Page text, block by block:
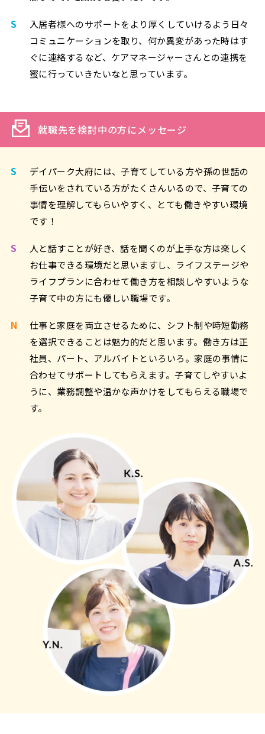
S
入居者様へのサポートをより厚くしていけるよう日々
コミュニケーションを取り、何か異変があった時はす
ぐに連絡するなど、ケアマネージャーさんとの連携を
蜜に行っていきたいなと思っています。
就職先を検討中の方にメッセージ
S
デイパーク大府には、子育てしている方や孫の世話の
手伝いをされている方がたくさんいるので、子育ての
事情を理解してもらいやすく、とても働きやすい環境
です！
S
人と話すことが好き、話を聞くのが上手な方は楽しく
お仕事できる環境だと思いますし、ライフステージや
ライフプランに合わせて働き方を相談しやすいような
子育て中の方にも優しい職場です。
N
仕事と家庭を両立させるために、シフト制や時短勤務
を選択できることは魅力的だと思います。働き方は正
社員、パート、アルバイトといろいろ。家庭の事情に
合わせてサポートしてもらえます。子育てしやすいよ
うに、業務調整や温かな声かけをしてもらえる職場で
す。